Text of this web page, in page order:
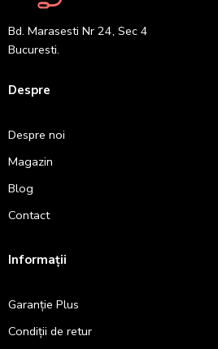
Bd. Marasesti Nr 24, Sec 4
Bucuresti.
Despre
Despre noi
Magazin
Blog
Contact
Informații
Garanție Plus
Condiții de retur